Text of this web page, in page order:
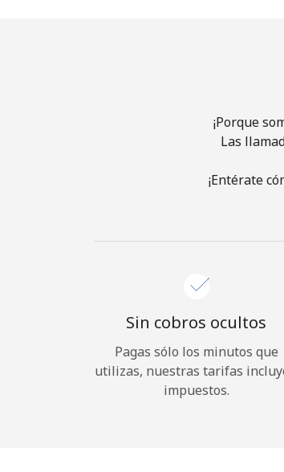
¡Porque
Las
¡Entérate
Sin cobros ocultos
Pagas sólo los minutos que
utilizas, nuestras tarifas
impuestos.